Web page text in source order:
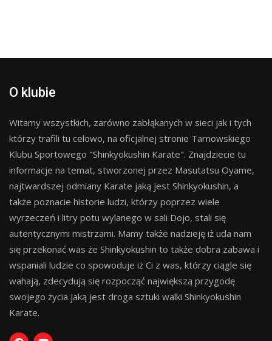
O klubie
Witamy wszystkich, zarówno zabłąkanych w sieci jak i tych
którzy trafili tu celowo, na oficjalnej stronie Tarnowskiego
Klubu Sportowego "Shinkyokushin Karate". Znajdziecie tu
informacje na temat, stworzonej przez Masutatsu Oyame,
najtwardszej odmiany Karate jaką jest Shinkyokushin, a
także poznacie historie ludzi, którzy poprzez wiele
wyrzeczeń i litry potu wylanego w sali Dojo, stali się
autentycznymi mistrzami. Mamy także nadzieję iż uda nam
się przekonać was że Shinkyokushin to także dobra zabawa i
wspaniali ludzie co spowoduje iż Ci z was, którzy ciągle się
wahają, zdecydują się rozpocząć największą przygodę
swojego życia jaką jest droga sztuki walki Shinkyokushin
Karate.